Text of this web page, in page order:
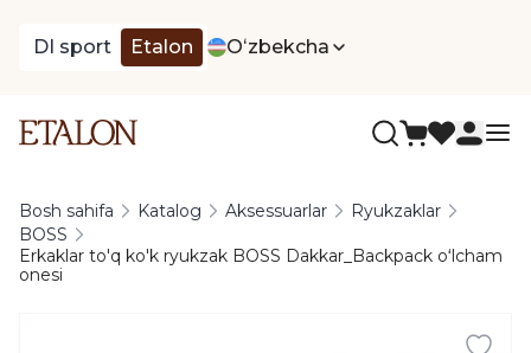
DI sport Etalon Oʻzbekcha
Bosh sahifa Katalog Aksessuarlar
Ryukzaklar
BOSS
Erkaklar to'q ko'k ryukzak BOSS Dakkar_Backpack oʻlcham
onesi